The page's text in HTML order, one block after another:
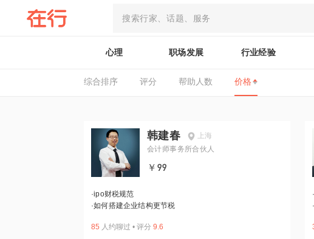
心理 职场发展 行业经验
综合排序 评分 帮助人数 价格
韩建春
上海
会计师事务所合伙人
￥99
·ipo财税规范
·如何搭建企业结构更节税
85 人约聊过 • 评分 9.6